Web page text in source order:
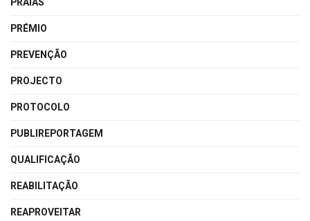
PRÉMIO
PREVENÇÃO
PROJECTO
PROTOCOLO
PUBLIREPORTAGEM
QUALIFICAÇÃO
REABILITAÇÃO
REAPROVEITAR